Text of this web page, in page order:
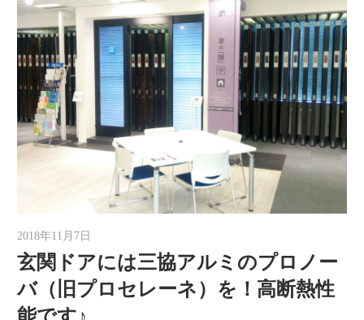
2018年11月7日
玄関ドアには三協アルミのプロノー
バ（旧プロセレーネ）を！高断熱性
能です♪